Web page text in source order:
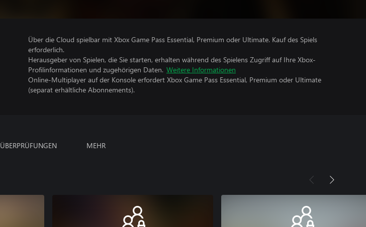
Über die Cloud spielbar mit Xbox Game Pass Essential, Premium oder Ultimate. Kauf des Spiels
erforderlich.
Herausgeber von Spielen, die Sie starten, erhalten während des Spielens Zugriff auf Ihre Xbox-
Profilinformationen und zugehörigen Daten. Weitere Informationen
Online-Multiplayer auf der Konsole erfordert Xbox Game Pass Essential, Premium oder Ultimate
(separat erhältliche Abonnements).
ÜBERPRÜFUNGEN MEHR